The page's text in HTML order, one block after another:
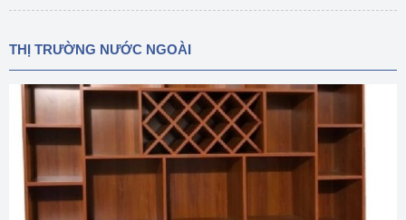
THỊ TRƯỜNG NƯỚC NGOÀI